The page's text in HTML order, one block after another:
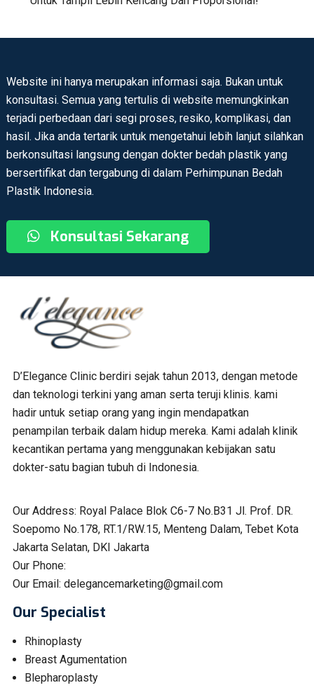
Website ini hanya merupakan informasi saja. Bukan untuk
konsultasi. Semua yang tertulis di website memungkinkan
terjadi perbedaan dari segi proses, resiko, komplikasi, dan
hasil. Jika anda tertarik untuk mengetahui lebih lanjut silahkan
berkonsultasi langsung dengan dokter bedah plastik yang
bersertifikat dan tergabung di dalam Perhimpunan Bedah
Plastik Indonesia.
Konsultasi Sekarang
D’Elegance Clinic berdiri sejak tahun 2013, dengan metode
dan teknologi terkini yang aman serta teruji klinis. kami
hadir untuk setiap orang yang ingin mendapatkan
penampilan terbaik dalam hidup mereka. Kami adalah klinik
kecantikan pertama yang menggunakan kebijakan satu
dokter-satu bagian tubuh di Indonesia.
Our Address: Royal Palace Blok C6-7 No.B31 Jl. Prof. DR.
Soepomo No.178, RT.1/RW.15, Menteng Dalam, Tebet Kota
Jakarta Selatan, DKI Jakarta
Our Phone:
Our Email: delegancemarketing@gmail.com
Our Specialist
Rhinoplasty
Breast Agumentation
Blepharoplasty